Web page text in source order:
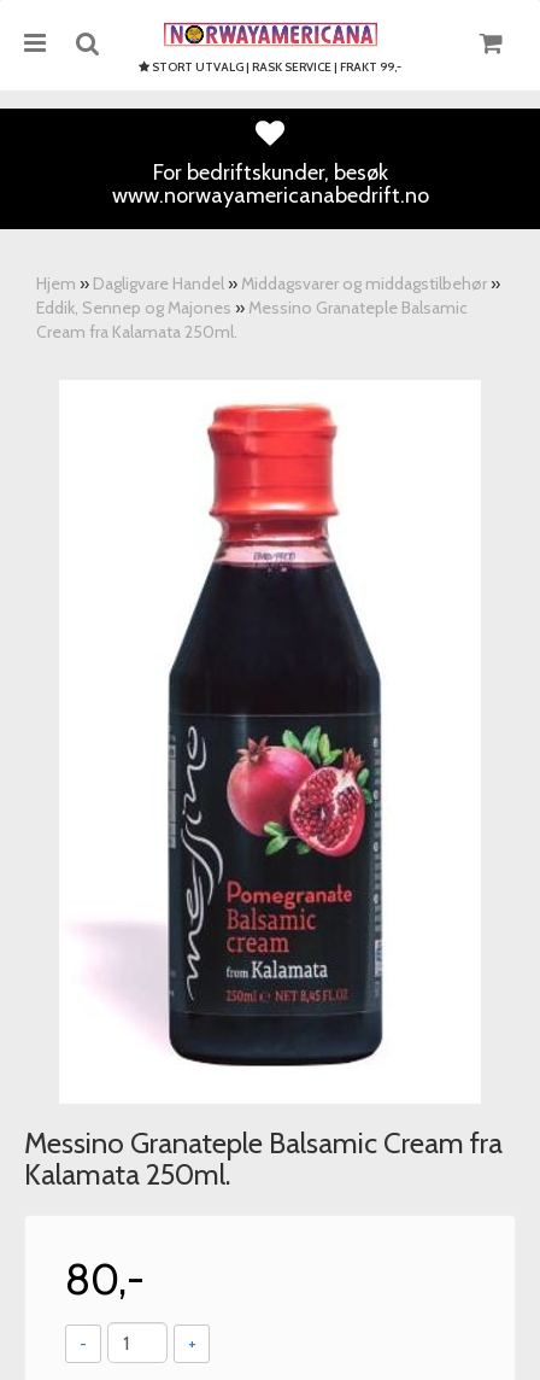
STORT UTVALG | RASK SERVICE | FRAKT 99,-
For bedriftskunder, besøk
www.norwayamericanabedrift.no
Hjem » Dagligvare Handel » Middagsvarer og middagstilbehør »
Eddik, Sennep og Majones » Messino Granateple Balsamic
Cream fra Kalamata 250ml.
Messino Granateple Balsamic Cream fra
Kalamata 250ml.
80,-
- +